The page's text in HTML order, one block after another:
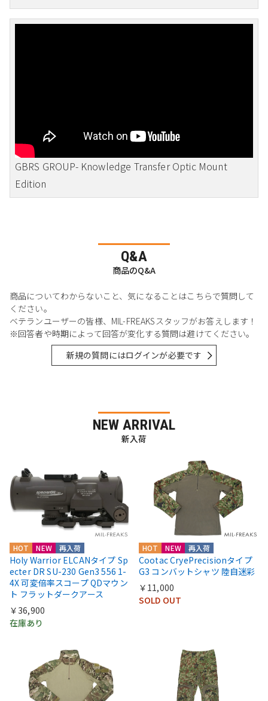
GBRS GROUP- Knowledge Transfer Optic Mount
Edition
Q&A
商品のQ&A
商品についてわからないこと、気になることはこちらで質問して
ください。
ベテランユーザーの皆様、MIL-FREAKSスタッフがお答えします！
※回答者や時期によって回答が変化する質問は避けてください。
新規の質問にはログインが必要です
NEW ARRIVAL
新入荷
HOT NEW 再入荷
Holy Warrior ELCANタイプ Sp
ecter DR SU-230 Gen3 556 1-
4X 可変倍率スコープ QDマウン
ト フラットダークアース
￥36,900
在庫あり
HOT NEW 再入荷
Cootac CryePrecisionタイプ
G3 コンバットシャツ 陸自迷彩
￥11,000
SOLD OUT